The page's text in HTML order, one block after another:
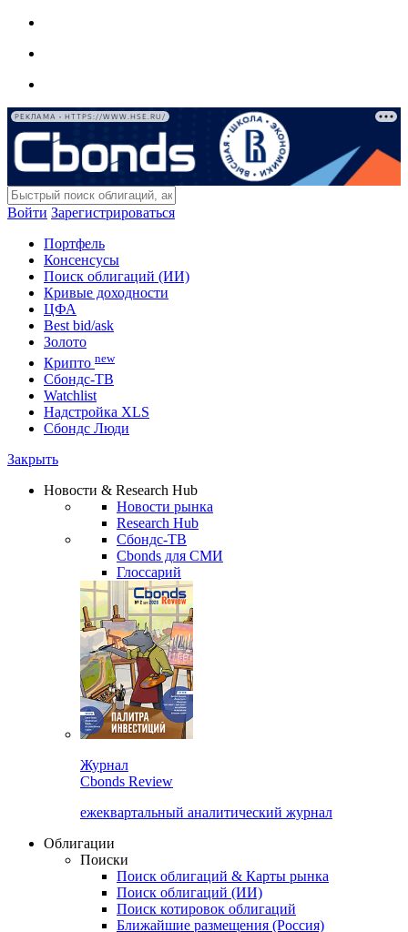
РЕКЛАМА • HTTPS://WWW.HSE.RU/
Войти Зарегистрироваться
Портфель
Консенсусы
Поиск облигаций (ИИ)
Кривые доходности
ЦФА
Best bid/ask
Золото
Крипто new
Сбондс-ТВ
Watchlist
Надстройка XLS
Сбондс Люди
Закрыть
Новости & Research Hub
Новости рынка
Research Hub
Сбондс-ТВ
Cbonds для СМИ
Глоссарий
Журнал
Cbonds Review
ежеквартальный аналитический журнал
Облигации
Поиски
Поиск облигаций & Карты рынка
Поиск облигаций (ИИ)
Поиск котировок облигаций
Ближайшие размещения (Россия)